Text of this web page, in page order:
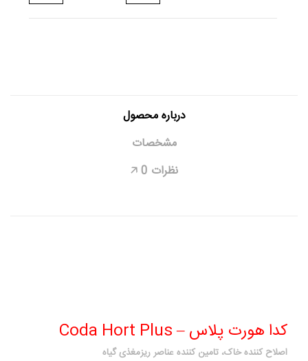
درباره محصول
مشخصات
نظرات 0
🡥
کدا هورت پلاس – Coda Hort Plus
اصلاح کننده خاک، تامین کننده عناصر ریزمغذی گیاه